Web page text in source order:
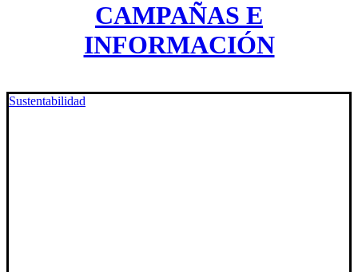
CAMPAÑAS E
INFORMACIÓN
Sustentabilidad